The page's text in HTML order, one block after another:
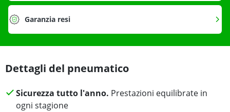
Garanzia resi
Dettagli del pneumatico
Sicurezza tutto l'anno. Prestazioni equilibrate in
ogni stagione